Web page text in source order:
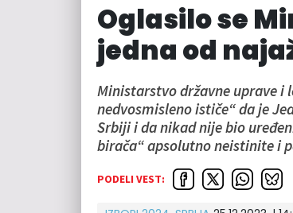
Oglasilo se
jedna od
Ministarstvo državne uprave i
nedvosmisleno ističe“ da je
Srbiji i da nikad nije bio
birača“ apsolutno neistinite i
PODELI VEST: